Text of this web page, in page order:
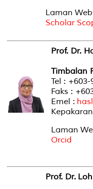
Laman
Scholar
Prof. Dr.
Timbalan
Tel :
Faks :
Emel :
Laman
Orcid
Prof. Dr.